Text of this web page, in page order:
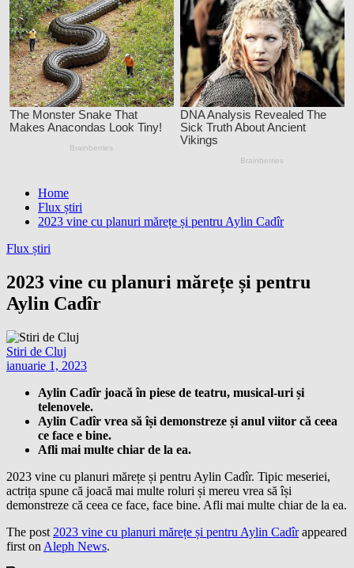
Home
Flux știri
2023 vine cu planuri mărețe și pentru Aylin Cadîr
Flux știri
2023 vine cu planuri mărețe și pentru
Aylin Cadîr
Stiri de Cluj
ianuarie 1, 2023
Aylin Cadîr joacă în piese de teatru, musical-uri și
telenovele.
Aylin Cadîr vrea să își demonstreze și anul viitor că ceea
ce face e bine.
Afli mai multe chiar de la ea.
2023 vine cu planuri mărețe și pentru Aylin Cadîr. Tipic meseriei,
actrița spune că joacă mai multe roluri și mereu vrea să își
demonstreze că ceea ce face, face bine. Afli mai multe chiar de la ea.
The post 2023 vine cu planuri mărețe și pentru Aylin Cadîrappeared
first on Aleph News.